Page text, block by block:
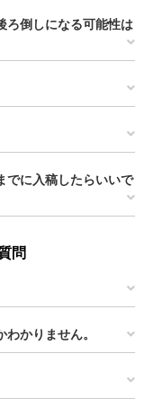
ろ倒しになる可能性は
でに入稿したらいいで
問
かりません。